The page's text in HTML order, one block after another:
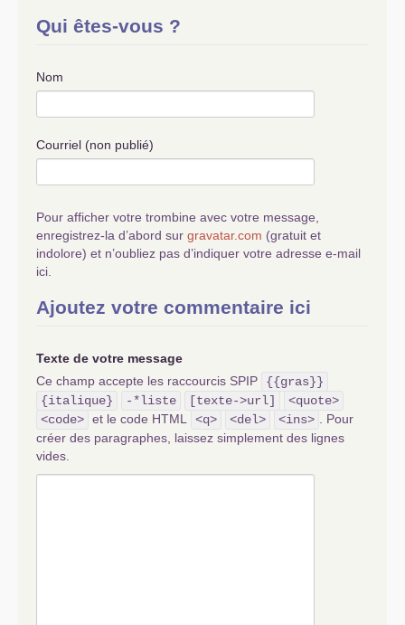
Qui êtes-vous ?
Nom
Courriel (non publié)
Pour afficher votre trombine avec votre message,
enregistrez-la d’abord sur gravatar.com (gratuit et
indolore) et n’oubliez pas d’indiquer votre adresse e-mail
ici.
Ajoutez votre commentaire ici
Texte de votre message
Ce champ accepte les raccourcis SPIP
{{gras}}
{italique}
-*liste [texte->url]
<quote>
<code> et le code HTML <q> <del> <ins>
. Pour
créer des paragraphes, laissez simplement des lignes
vides.